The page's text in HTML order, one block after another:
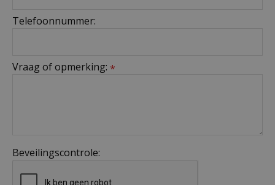
Telefoonnummer:
Vraag of opmerking: *
Beveilingscontrole: